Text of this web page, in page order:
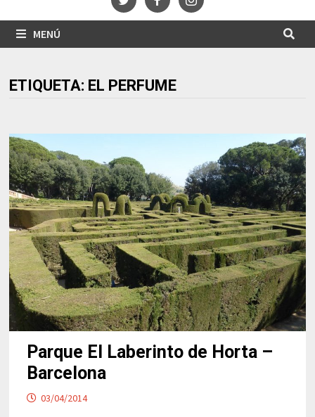
MENÚ
ETIQUETA: EL PERFUME
Parque El Laberinto de Horta –
Barcelona
03/04/2014